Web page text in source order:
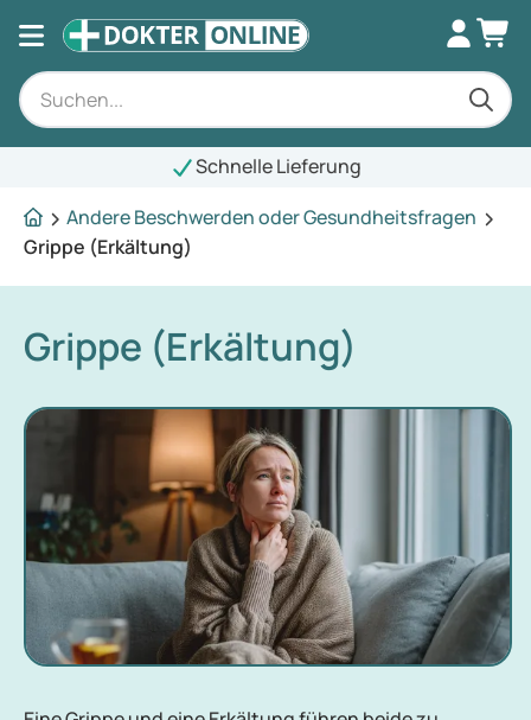
Schnelle Lieferung
Andere Beschwerden oder Gesundheitsfragen
Grippe (Erkältung)
Grippe (Erkältung)